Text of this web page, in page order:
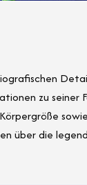
zu seiner
über die